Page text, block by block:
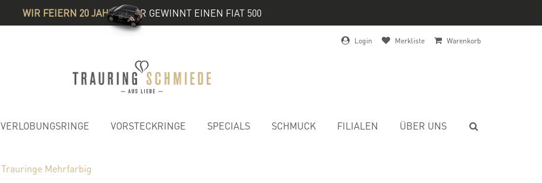
WIR FEIERN 20 JAHRE& IHR GEWINNT EINEN FIAT 500
Login Merkliste Warenkorb
VERLOBUNGSRINGE VORSTECKRINGE SPECIALS SCHMUCK FILIALEN ÜBER UNS
Trauringe Mehrfarbig